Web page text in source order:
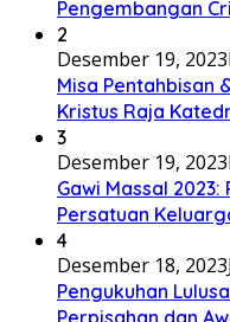
Pengembangan
2
Desember 19, 2023
Misa Pentahbisan
Kristus Raja
3
Desember 19, 2023
Gawi Massal
Persatuan
4
Desember 18, 2023
Pengukuhan